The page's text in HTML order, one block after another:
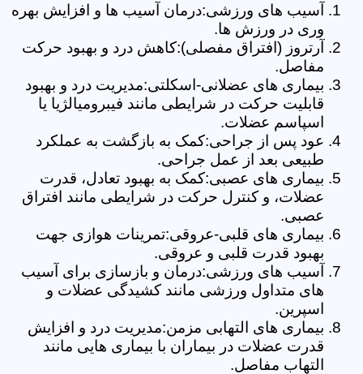
آسیب های ورزشی:درمان آسیب ها و افزایش بهره
وری در ورزش ها.
آرتروز (افتراق مفصلی):کاهش درد و بهبود حرکت
مفاصل.
بیماری های عضلانی-اسکلتی:مدیریت درد و بهبود
قابلیت حرکت در شرایطی مانند فیبرومیالژیا یا
اسپاسم عضلات.
عود پس از جراحی:کمک به بازگشت به عملکرد
طبیعی بعد از عمل جراحی.
بیماری های عصبی:کمک به بهبود تعادل، قدرت
عضلات، و کنترل حرکت در شرایطی مانند افتراق
عصبی.
بیماری های قلبی-عروقی:تمرینات هوازی جهت
بهبود قدرت قلبی و عروقی.
آسیب های ورزشی:درمان و بازسازی برای آسیب
های متداول ورزشی مانند کشیدگی عضلات و
اسپرین.
بیماری های التهابی مزمن:مدیریت درد و افزایش
قدرت عضلات در بیماران با بیماری هایی مانند
التهاب مفاصل.